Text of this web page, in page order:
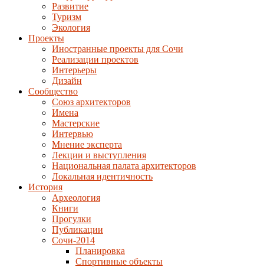
Развитие
Туризм
Экология
Проекты
Иностранные проекты для Сочи
Реализации проектов
Интерьеры
Дизайн
Сообщество
Союз архитекторов
Имена
Мастерские
Интервью
Мнение эксперта
Лекции и выступления
Национальная палата архитекторов
Локальная идентичность
История
Археология
Книги
Прогулки
Публикации
Сочи-2014
Планировка
Спортивные объекты